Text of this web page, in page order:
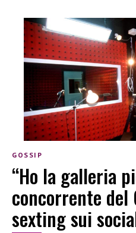
GOSSIP
“Ho la galleria
concorrente del
sexting sui